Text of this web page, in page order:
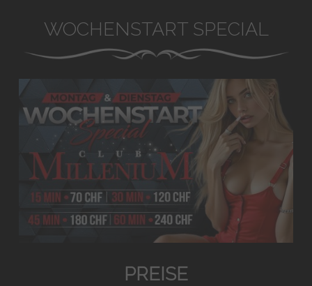
WOCHENSTART SPECIAL
PREISE